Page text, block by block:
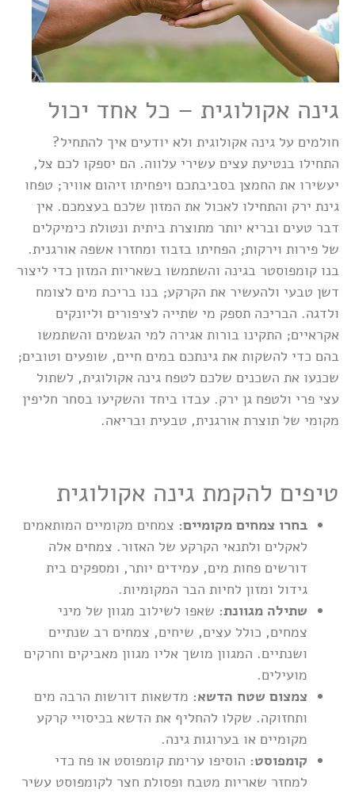
גינה אקולוגית – כל אחד יכול
חולמים על גינה אקולוגית ולא יודעים איך להתחיל?
התחילו בנטיעת עצים עשירי עלווה. הם יספקו לכם צל,
יעשירו את החמצן בסביבתכם ויפחיתו זיהום אוויר; טפחו
גינת ירק והתחילו לאכול את המזון שלכם בעצמכם. אין
דבר טעים ובריא יותר מתוצרת ביתית ונטולת כימיקלים
של פירות וירקות; הפחיתו בזבוז ומחזרו אשפה אורגנית.
בנו קומפוסטר בגינה והשתמשו בשאריות המזון כדי ליצור
דשן טבעי ולהעשיר את הקרקע; בנו בריכת מים לצומח
ולדגה. הבריכה תספק מי שתייה לציפורים וליונקים
אקראיים; התקינו בורות אגירה למי הגשמים והשתמשו
בהם כדי להשקות את גינתכם במים חיים, שופעים וטובים;
שכנעו את השכנים שלכם לטפח גינה אקולוגית, לשתול
עצי פרי ולטפח גן ירק. עבדו ביחד והשקיעו בסחר חליפין
מקומי של תוצרת אורגנית, טבעית ובריאה.
טיפים להקמת גינה אקולוגית
בחרו צמחים מקומיים: צמחים מקומיים המותאמים
לאקלים ולתנאי הקרקע של האזור. צמחים אלה
דורשים פחות מים, עמידים יותר, ומספקים בית
גידול ומזון לחיות הבר המקומיות.
שתילה מגוונת: שאפו לשילוב מגוון של מיני
צמחים, כולל עצים, שיחים, צמחים רב שנתיים
ושנתיים. המגוון מושך אליו מגוון מאביקים וחרקים
מועילים.
צמצום שטח הדשא: מדשאות דורשות הרבה מים
ותחזוקה. שקלו להחליף את הדשא בכיסויי קרקע
מקומיים או בערוגות גינה.
קומפוסט: הוסיפו ערימת קומפוסט או פח כדי
למחזר שאריות מטבח ופסולת חצר לקומפוסט עשיר